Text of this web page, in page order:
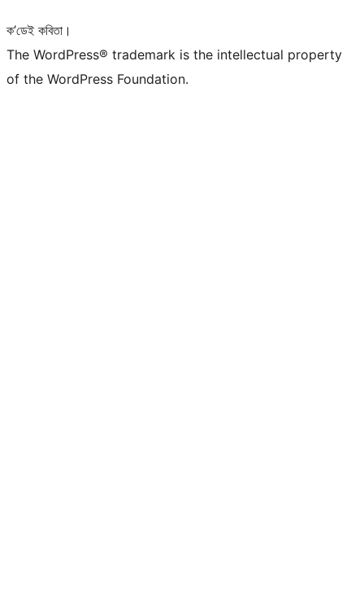
ক’ডেই কবিতা।
The WordPress® trademark is the intellectual property
of the WordPress Foundation.